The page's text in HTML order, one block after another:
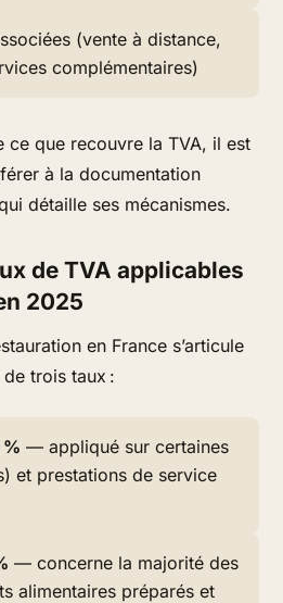
(vente à distance,
complémentaires)
ce que recouvre la TVA, il est
à la documentation
détaille ses mécanismes.
de TVA applicables
2025
en France s’articule
trois taux :
— appliqué sur certaines
et prestations de service
— concerne la majorité des
alimentaires préparés et